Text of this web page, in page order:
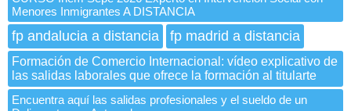
Menores Inmigrantes A DISTANCIA
fp andalucia a distancia fp madrid a distancia
Formación de Comercio Internacional: vídeo explicativo de
las salidas laborales que ofrece la formación al titularte
Encuentra aquí las salidas profesionales y el sueldo de un